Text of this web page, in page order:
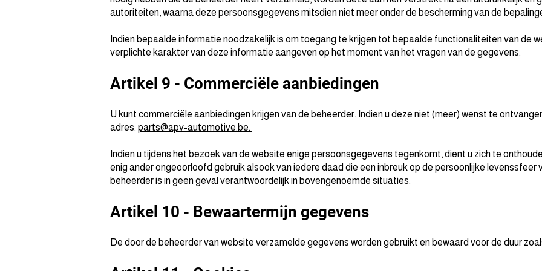
autoriteiten, waarna deze persoonsgegevens mitsdien niet meer onder de bescherming van de
Indien bepaalde informatie noodzakelijk is om toegang te krijgen tot bepaalde functionaliteiten van de
verplichte karakter van deze informatie aangeven op het moment van het vragen van de gegevens.
Artikel 9 - Commerciële aanbiedingen
U kunt commerciële aanbiedingen krijgen van de beheerder. Indien u deze niet (meer) wenst te
adres: parts@apv-automotive.be.
Indien u tijdens het bezoek van de website enige persoonsgegevens tegenkomt, dient u zich te
enig ander ongeoorloofd gebruik alsook van iedere daad die een inbreuk op de persoonlijke levenssfeer
beheerder is in geen geval verantwoordelijk in bovengenoemde situaties.
Artikel 10 - Bewaartermijn gegevens
De door de beheerder van website verzamelde gegevens worden gebruikt en bewaard voor de duur